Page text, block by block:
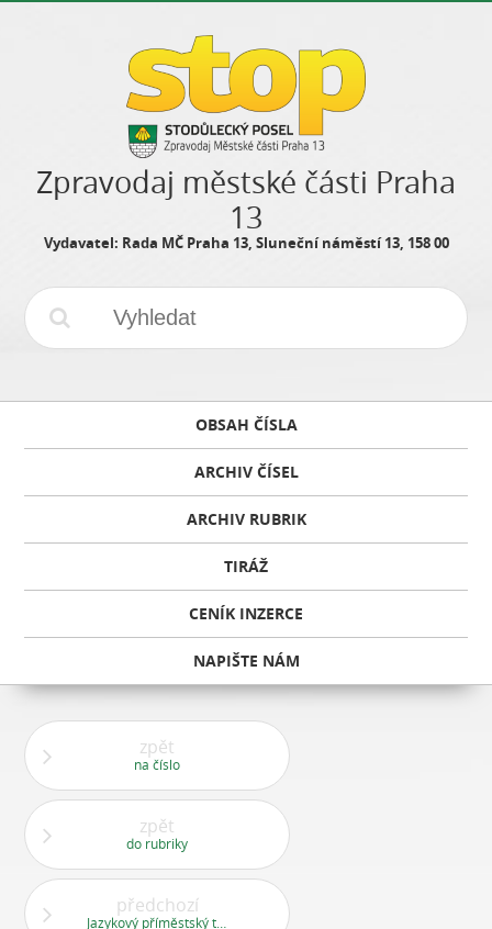
Zpravodaj městské části Praha
13
Vydavatel: Rada MČ Praha 13, Sluneční náměstí 13, 158 00
OBSAH ČÍSLA
ARCHIV ČÍSEL
ARCHIV RUBRIK
TIRÁŽ
CENÍK INZERCE
NAPIŠTE NÁM
zpět
na číslo
zpět
do rubriky
předchozí